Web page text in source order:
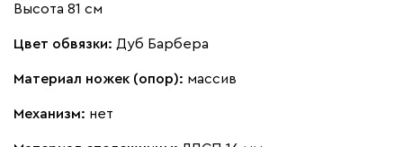
Высота 81 см
Цвет обвязки: Дуб Барбера
Материал ножек (опор): массив
Механизм: нет